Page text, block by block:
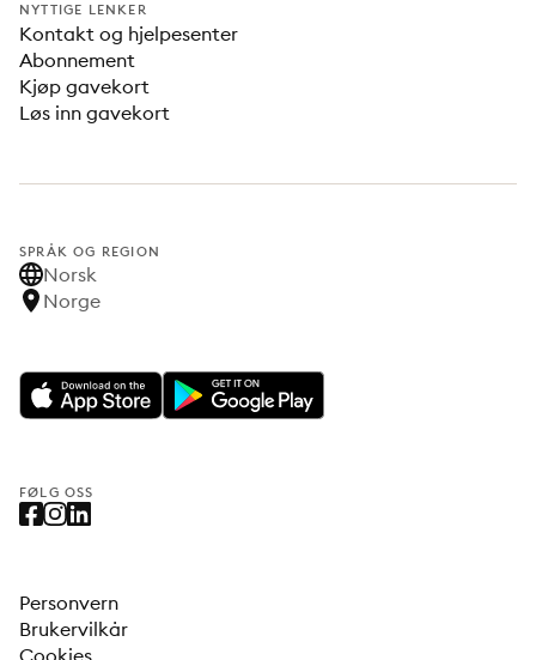
NYTTIGE LENKER
Kontakt og hjelpesenter
Abonnement
Kjøp gavekort
Løs inn gavekort
SPRÅK OG REGION
Norsk
Norge
FØLG OSS
Personvern
Brukervilkår
Cookies